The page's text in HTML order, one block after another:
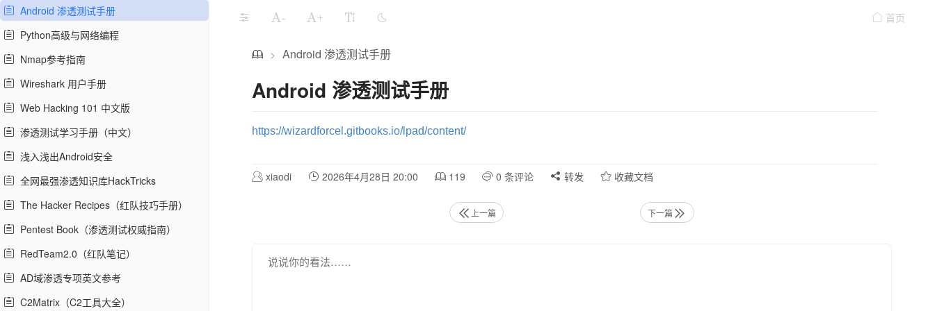
Android 渗透测试手册
Python高级与网络编程
Nmap参考指南
Wireshark 用户手册
Web Hacking 101 中文版
渗透测试学习手册（中文）
浅入浅出Android安全
全网最强渗透知识库HackTricks
The Hacker Recipes（红队技巧手册）
Pentest Book（渗透测试权威指南）
RedTeam2.0（红队笔记）
AD域渗透专项英文参考
C2Matrix（C2工具大全）
- + 首页
> Android 渗透测试手册
Android 渗透测试手册
https://wizardforcel.gitbooks.io/lpad/content/
xiaodi 2026年4月28日 20:00 119 0 条评论 转发 收藏文档
上一篇 下一篇